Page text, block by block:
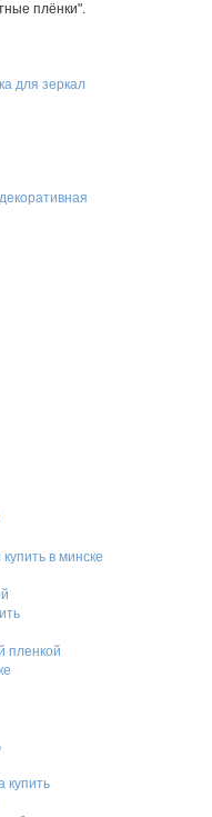
плёнки".
для зеркал
в минске
пленкой
купить